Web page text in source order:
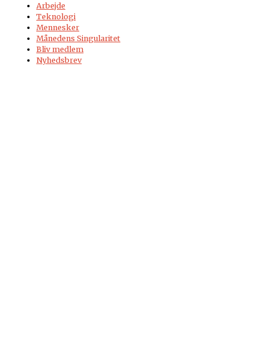
Arbejde
Teknologi
Mennesker
Månedens Singularitet
Bliv medlem
Nyhedsbrev